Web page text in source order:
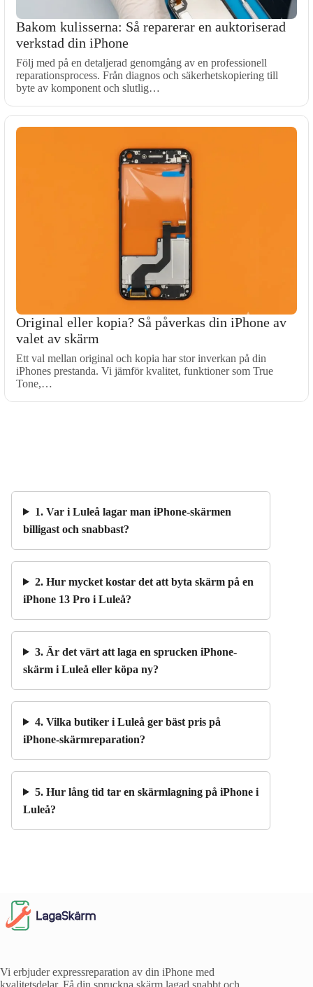
Bakom kulisserna: Så reparerar en auktoriserad
verkstad din iPhone
Följ med på en detaljerad genomgång av en professionell
reparationsprocess. Från diagnos och säkerhetskopiering till
byte av komponent och slutlig…
Original eller kopia? Så påverkas din iPhone av
valet av skärm
Ett val mellan original och kopia har stor inverkan på din
iPhones prestanda. Vi jämför kvalitet, funktioner som True
Tone,…
1. Var i Luleå lagar man iPhone-skärmen
billigast och snabbast?
2. Hur mycket kostar det att byta skärm på en
iPhone 13 Pro i Luleå?
3. Är det värt att laga en sprucken iPhone-
skärm i Luleå eller köpa ny?
4. Vilka butiker i Luleå ger bäst pris på
iPhone-skärmreparation?
5. Hur lång tid tar en skärmlagning på iPhone i
Luleå?
Vi erbjuder expressreparation av din iPhone med
kvalitetsdelar. Få din spruckna skärm lagad snabbt och